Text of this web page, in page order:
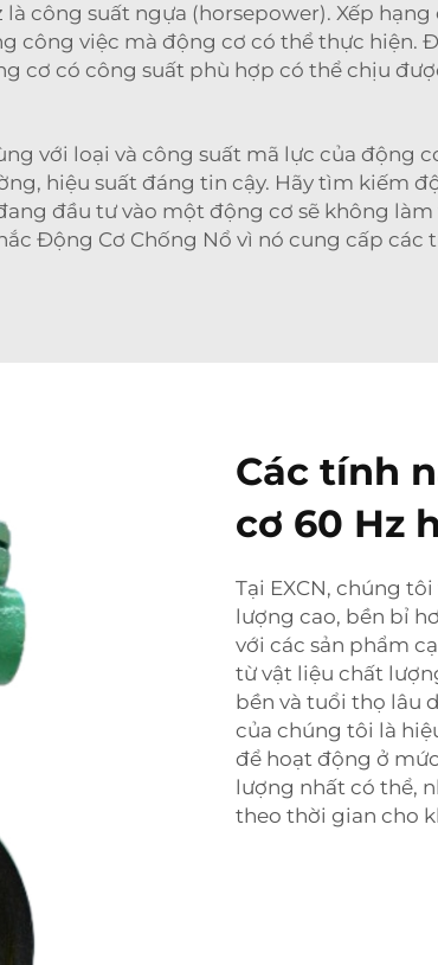
công suất ngựa (horsepower). Xếp
công việc mà động cơ có thể thực hiện.
cơ có công suất phù hợp có thể chịu
với loại và công suất mã lực của động
hiệu suất đáng tin cậy. Hãy tìm kiếm
đầu tư vào một động cơ sẽ không
Động Cơ Chống Nổ vì nó cung cấp các
Các tính
cơ 60 Hz
Tại EXCN, chúng
lượng cao, bền bỉ
với các sản phẩm
từ vật liệu chất
bền và tuổi thọ lâu
của chúng tôi là
để hoạt động ở
lượng nhất có thể,
theo thời gian cho